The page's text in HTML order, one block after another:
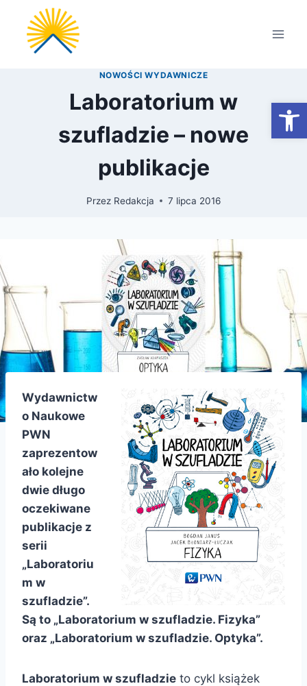
Przejdź
treści
NOWOŚCI WYDAWNICZE
Laboratorium w
szufladzie – nowe
publikacje
Przez Redakcja 7 lipca 2016
Wydawnictw
o Naukowe
PWN
zaprezentow
ało kolejne
dwie długo
oczekiwane
publikacje z
serii
„Laboratoriu
m w
szufladzie”.
Są to „Laboratorium w szufladzie. Fizyka”
oraz „Laboratorium w szufladzie. Optyka”.
Laboratorium w szufladzie to cykl książek